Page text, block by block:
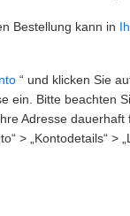
Bestellung kann in
“ und klicken Sie
ein. Bitte beachten
Adresse
> „Kontodetails“